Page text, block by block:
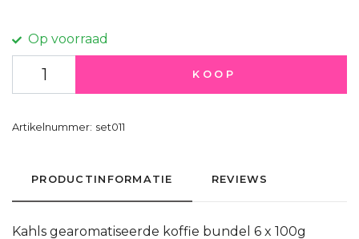
Op voorraad
KOOP
Artikelnummer: set011
PRODUCTINFORMATIE REVIEWS
Kahls gearomatiseerde koffie bundel 6 x 100g